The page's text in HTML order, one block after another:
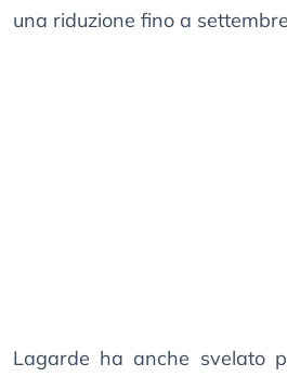
una riduzione fino a
Lagarde ha anche svelato